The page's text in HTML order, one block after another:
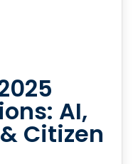
AI,
Citizen